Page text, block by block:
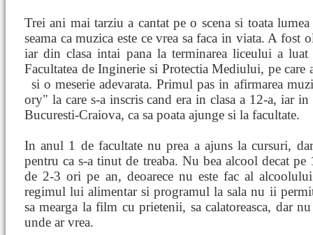
Trei ani mai tarziu a cantat pe o scena si toata
seama ca muzica este ce vrea sa faca in viata. A fost
iar din clasa intai pana la terminarea liceului a
Facultatea de Inginerie si Protectia Mediului, pe care
si o meserie adevarata. Primul pas in afirmarea
ory" la care s-a inscris cand era in clasa a 12-a, iar
Bucuresti-Craiova, ca sa poata ajunge si la facultate.
In anul 1 de facultate nu prea a ajuns la cursuri,
pentru ca s-a tinut de treaba. Nu bea alcool decat
de 2-3 ori pe an, deoarece nu este fac al
regimul lui alimentar si programul la sala nu ii
sa mearga la film cu prietenii, sa calatoreasca, dar
unde ar vrea.